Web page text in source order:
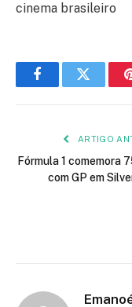
cinema brasileiro
FacebookTwitter
ARTIGO
Fórmula 1 comemora
com GP em